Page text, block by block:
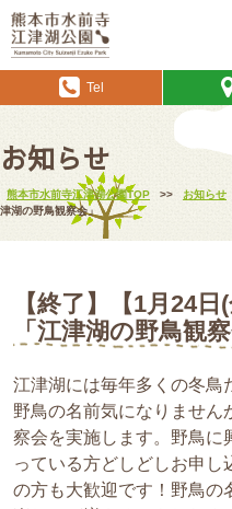
Tel
お知らせ
熊本市水前寺江津湖公園TOP >> お知らせ
津湖の野鳥観察会」
【終了】【1月24
「江津湖の野鳥観察
江津湖には毎年多くの冬鳥
野鳥の名前気になりません
察会を実施します。野鳥に
っている方どしどしお申
の方も大歓迎です！野鳥の